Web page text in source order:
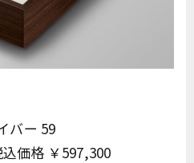
バー 59
価格 ￥597,300